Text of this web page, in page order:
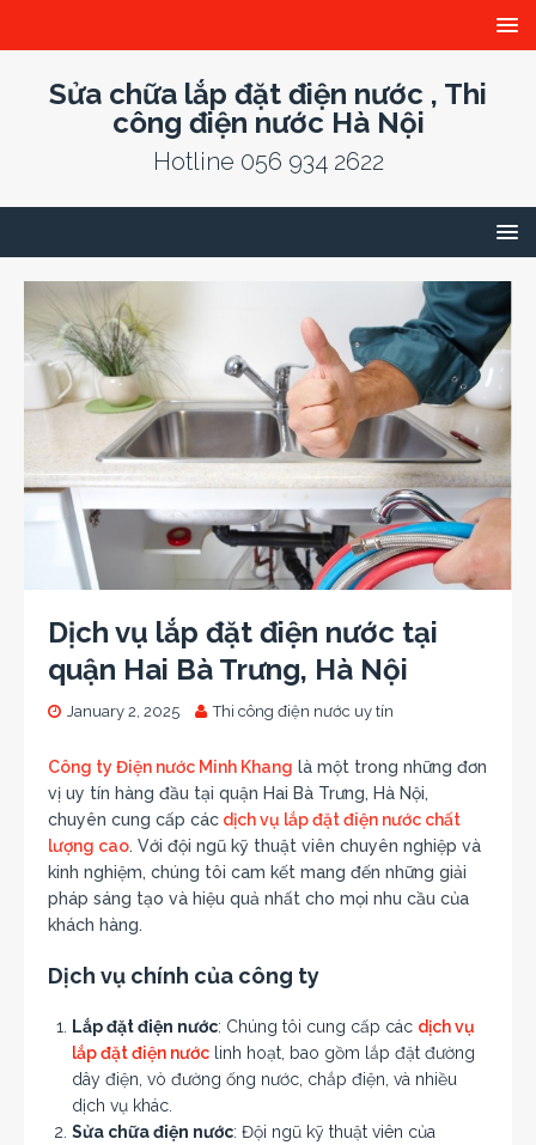
Sửa chữa lắp đặt điện nước , Thi
công điện nước Hà Nội
Hotline 056 934 2622
Dịch vụ lắp đặt điện nước tại
quận Hai Bà Trưng, Hà Nội
January 2, 2025 Thi công điện nước uy tín
Công ty Điện nước Minh Khang là một trong những đơn
vị uy tín hàng đầu tại quận Hai Bà Trưng, Hà Nội,
chuyên cung cấp các dịch vụ lắp đặt điện nước chất
lượng cao. Với đội ngũ kỹ thuật viên chuyên nghiệp và
kinh nghiệm, chúng tôi cam kết mang đến những giải
pháp sáng tạo và hiệu quả nhất cho mọi nhu cầu của
khách hàng.
Dịch vụ chính của công ty
Lắp đặt điện nước: Chúng tôi cung cấp các dịch vụ
lắp đặt điện nước linh hoạt, bao gồm lắp đặt đường
dây điện, vò đường ống nước, chắp điện, và nhiều
dịch vụ khác.
Sửa chữa điện nước: Đội ngũ kỹ thuật viên của